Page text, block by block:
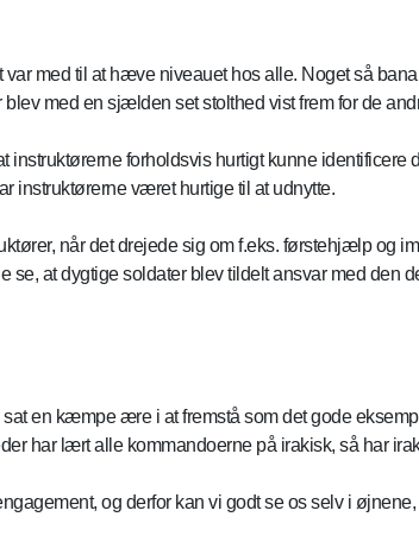
med til at hæve niveauet hos alle. Noget så
blev med en sjælden set stolthed vist frem for de
instruktørerne forholdsvis hurtigt kunne
instruktørerne været hurtige til at udnytte.
når det drejede sig om f.eks. førstehjælp og
se, at dygtige soldater blev tildelt ansvar med
en kæmpe ære i at fremstå som det gode
har lært alle kommandoerne på irakisk, så har
og derfor kan vi godt se os selv i